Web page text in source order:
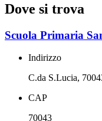
Dove si trova
Scuola Primaria
Indirizzo
C.da S.Lucia,
CAP
70043